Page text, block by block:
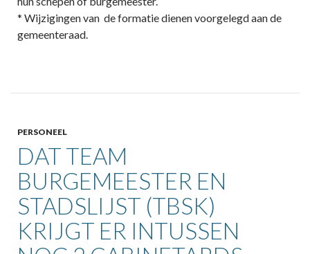
* Wijzigingen van de formatie dienen voorgelegd aan de
gemeenteraad.
PERSONEEL
DAT TEAM
BURGEMEESTER EN
STADSLIJST (TBSK)
KRIJGT ER INTUSSEN